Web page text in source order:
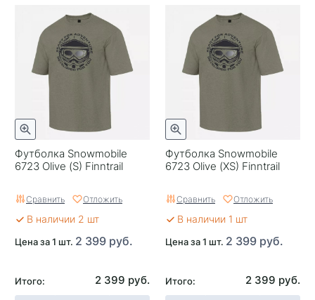
Футболка Snowmobile
6723 Olive (S) Finntrail
Сравнить Отложить
В наличии 2 шт
Цена за 1 шт. 2 399 руб.
Итого: 2 399 руб.
Футболка Snowmobile
6723 Olive (XS) Finntrail
Сравнить Отложить
В наличии 1 шт
Цена за 1 шт. 2 399 руб.
Итого: 2 399 руб.